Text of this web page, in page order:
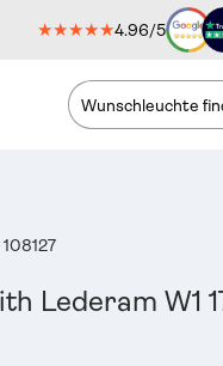
★★★★★4.96/5
Suche
108127
Lederam W1